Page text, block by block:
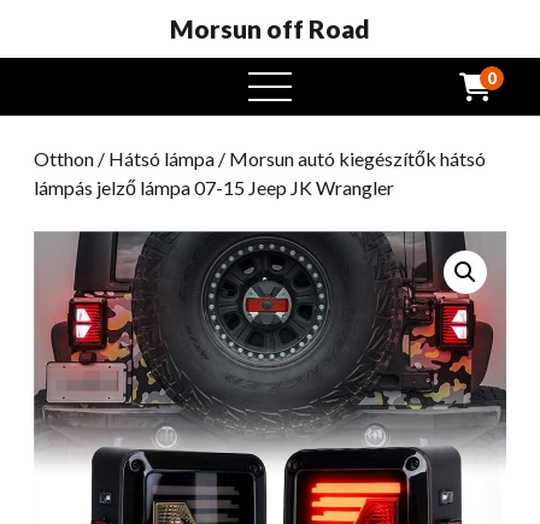
Morsun off Road
Nyissa
meg
menüt
0
Otthon / Hátsó lámpa / Morsun autó kiegészítők hátsó
lámpás jelző lámpa 07-15 Jeep JK Wrangler